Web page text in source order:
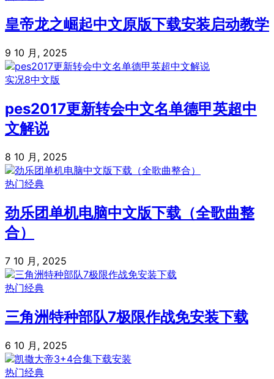
皇帝龙之崛起中文原版下载安装启动教学
9 10 月, 2025
实况8中文版
pes2017更新转会中文名单德甲英超中
文解说
8 10 月, 2025
热门经典
劲乐团单机电脑中文版下载（全歌曲整
合）
7 10 月, 2025
热门经典
三角洲特种部队7极限作战免安装下载
6 10 月, 2025
热门经典